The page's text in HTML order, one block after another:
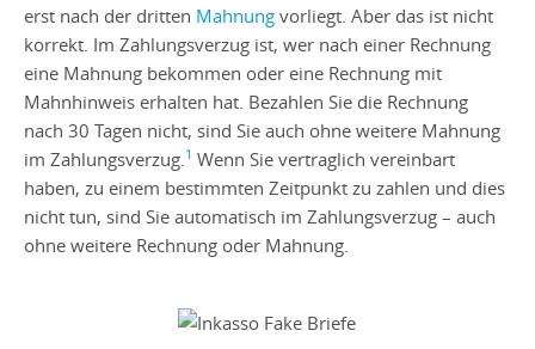
erst nach der dritten Mahnung vorliegt. Aber das ist nicht
korrekt. Im Zahlungsverzug ist, wer nach einer Rechnung
eine Mahnung bekommen oder eine Rechnung mit
Mahnhinweis erhalten hat. Bezahlen Sie die Rechnung
nach 30 Tagen nicht, sind Sie auch ohne weitere Mahnung
im Zahlungsverzug. 1 Wenn Sie vertraglich vereinbart
haben, zu einem bestimmten Zeitpunkt zu zahlen und dies
nicht tun, sind Sie automatisch im Zahlungsverzug – auch
ohne weitere Rechnung oder Mahnung.